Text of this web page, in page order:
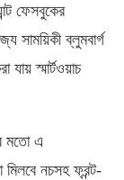
ফেসবুকের
সাময়িকী ব্লুমবার্গ
স্মার্টওয়াচ
মতো এ
মিলবে নচসহ ফ্রন্ট-